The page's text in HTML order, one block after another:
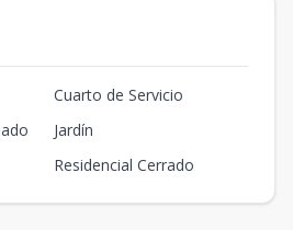
Cuarto de Servicio
Jardín
Residencial Cerrado